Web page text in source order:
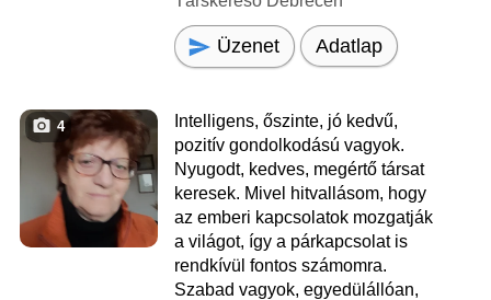
Üzenet Adatlap
4
Intelligens, őszinte, jó kedvű,
pozitív gondolkodású vagyok.
Nyugodt, kedves, megértő társat
keresek. Mivel hitvallásom, hogy
az emberi kapcsolatok mozgatják
a világot, így a párkapcsolat is
rendkívül fontos számomra.
Szabad vagyok, egyedülállóan,